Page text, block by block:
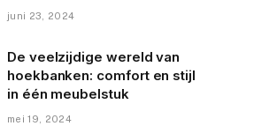
juni 23, 2024
De veelzijdige wereld van
hoekbanken: comfort en stijl
in één meubelstuk
mei 19, 2024